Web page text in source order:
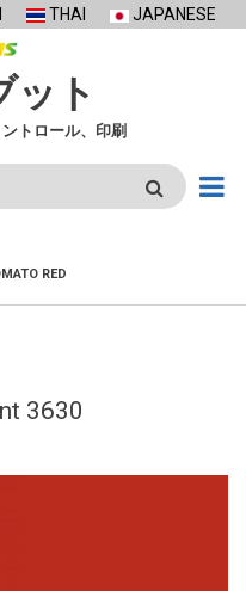
THAI JAPANESE
ット
トロール、印刷
RED
3630